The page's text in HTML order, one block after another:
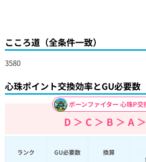
こころ道（全条件一致）
3580
心珠ポイント交換効率とGU必要数
ボーンファイター 心珠P交
D ＞ C ＞ B ＞ A
ランク GU必要数 換算